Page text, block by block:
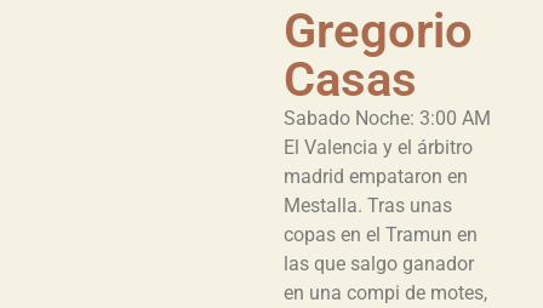
Gregorio
Casas
Sabado Noche: 3:00 AM
El Valencia y el árbitro
madrid empataron en
Mestalla. Tras unas
copas en el Tramun en
las que salgo ganador
en una compi de motes,